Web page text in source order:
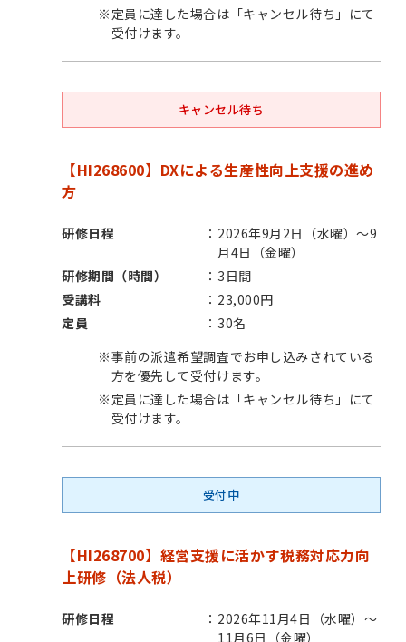
※ 定員に達した場合は「キャンセル待ち」にて
受付けます。
キャンセル待ち
【HI268600】DXによる生産性向上支援の進め
方
研修日程
2026年9月2日（水曜）～9
月4日（金曜）
研修期間（時間）
3日間
受講料
23,000円
定員
30名
※事前の派遣希望調査でお申し込みされている
方を優先して受付けます。
※ 定員に達した場合は「キャンセル待ち」にて
受付けます。
受付中
【HI268700】経営支援に活かす税務対応力向
上研修（法人税）
研修日程
2026年11月4日（水曜）～
11月6日（金曜）